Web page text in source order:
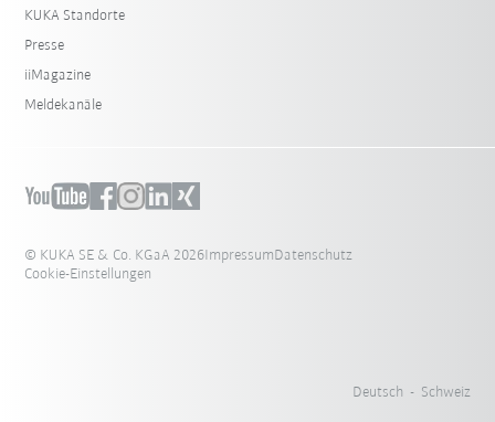
KUKA Standorte
Presse
iiMagazine
Meldekanäle
© KUKA SE & Co. KGaA 2026ImpressumDatenschutz
Cookie-Einstellungen
Deutsch - Schweiz